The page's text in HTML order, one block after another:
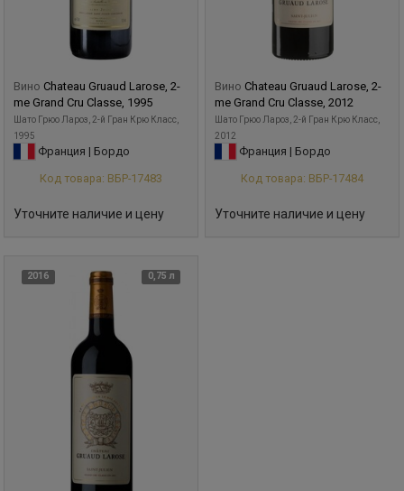
Вино Chateau Gruaud Larose, 2-
me Grand Cru Classe, 1995
Шато Грюо Лароз, 2-й Гран Крю Класс,
1995
Франция | Бордо
Код товара: ВБР-17483
Уточните наличие и цену
Вино Chateau Gruaud Larose, 2-
me Grand Cru Classe, 2012
Шато Грюо Лароз, 2-й Гран Крю Класс,
2012
Франция | Бордо
Код товара: ВБР-17484
Уточните наличие и цену
2016 0,75 л